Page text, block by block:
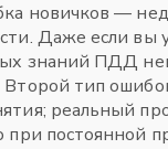
новичков —
Даже если вы
знаний ПДД
Второй тип
реальный
при постоянной